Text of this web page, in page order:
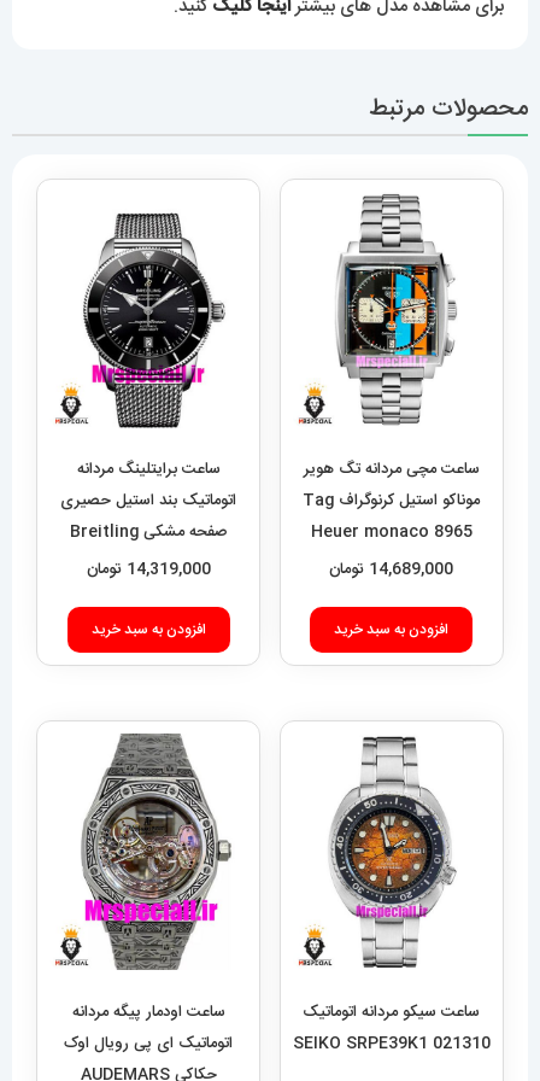
برای مشاهده مدل های بیشتراینجا کلیک کنید.
محصولات مرتبط
ساعت مچی مردانه تگ هویر
موناکو استیل کرنوگراف Tag
Heuer monaco 8965
14,689,000 تومان
افزودن به سبد خرید
ساعت برایتلینگ مردانه
اتوماتیک بند استیل حصیری
صفحه مشکی Breitling
Super Ocean 020955
14,319,000 تومان
افزودن به سبد خرید
ساعت سیکو مردانه اتوماتیک
021310 SEIKO SRPE39K1
ساعت اودمار پیگه مردانه
اتوماتیک ای پی رویال اوک
حکاکی AUDEMARS